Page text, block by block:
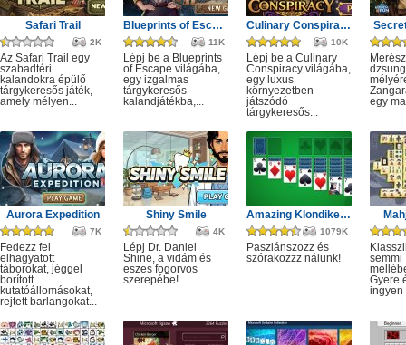
Safari Trail
2K
Az Safari Trail egy
szabadtéri
kalandokra épülő
tárgykeresős játék,
amely mélyen...
Blueprints of Escape
11K
Lépj be a Blueprints
of Escape világába,
egy izgalmas
tárgykeresős
kalandjátékba,...
Culinary Conspiracy
10K
Lépj be a Culinary
Conspiracy világába,
egy luxus
környezetben
játszódó
tárgykeresős...
egy
Aurora Expedition
7K
Fedezz fel
elhagyatott
táborokat, jéggel
borított
kutatóállomásokat,
rejtett barlangokat...
Shiny Smile
4K
Lépj Dr. Daniel
Shine, a vidám és
eszes fogorvos
szerepébe!
Amazing Klondike Solitaire
1079K
Pasziánszozz és
szórakozzz nálunk!
semmi
Gyere
ingyen